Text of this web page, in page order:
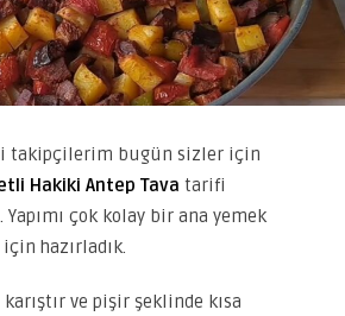
takipçilerim bugün sizler için
Hakiki Antep Tava tarifi
Yapımı çok kolay bir ana yemek
hazırladık.
karıştır ve pişir şeklinde kısa